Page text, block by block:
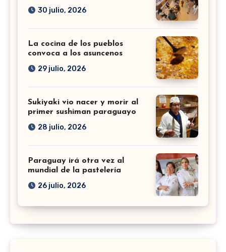
30 julio, 2026
La cocina de los pueblos
convoca a los asuncenos
29 julio, 2026
Sukiyaki vio nacer y morir al
primer sushiman paraguayo
28 julio, 2026
Paraguay irá otra vez al
mundial de la pastelería
26 julio, 2026